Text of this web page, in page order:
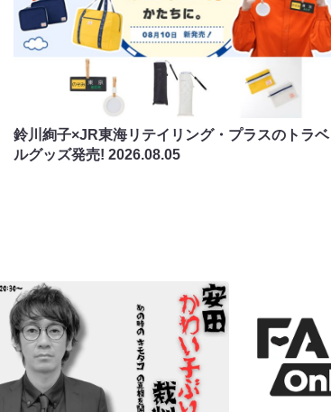
鈴川絢子×JR東海リテイリング・プラスのトラベ
ルグッズ発売!2026.08.05